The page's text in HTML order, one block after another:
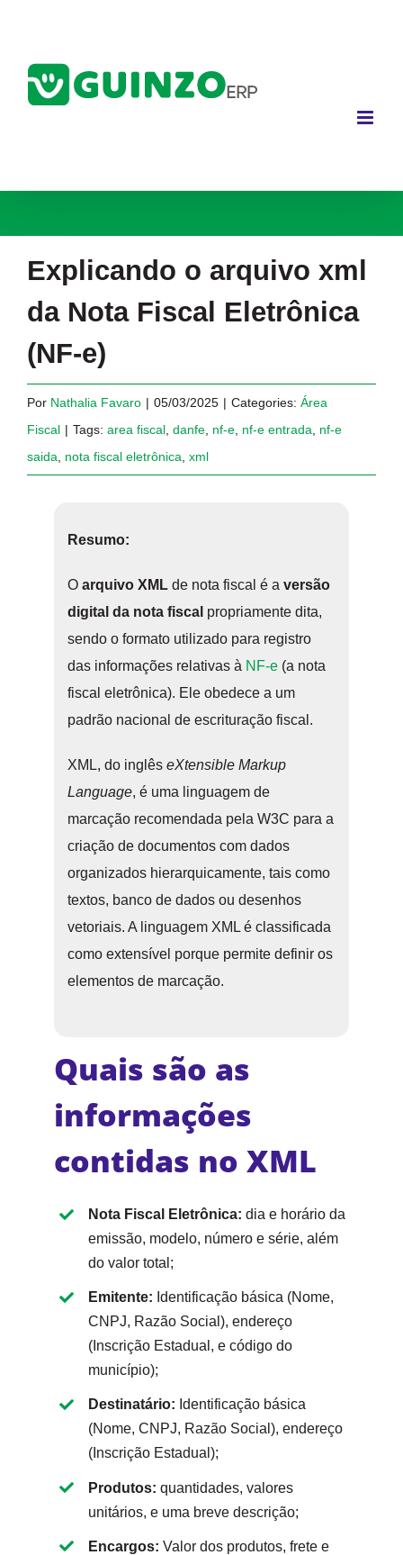
conteúdo
Explicando o arquivo xml
da Nota Fiscal Eletrônica
(NF-e)
Por Nathalia Favaro | 05/03/2025 | Categories: Área
Fiscal | Tags: area fiscal danfe nf-e nf-e entrada
nf-e
saida
nota fiscal eletrônica xml
Resumo:
O arquivo XML de nota fiscal é a versão
digital da nota fiscal propriamente dita,
sendo o formato utilizado para registro
das informações relativas à NF-e (a nota
fiscal eletrônica). Ele obedece a um
padrão nacional de escrituração fiscal.
XML, do inglês eXtensible Markup
Language, é uma linguagem de
marcação recomendada pela W3C para a
criação de documentos com dados
organizados hierarquicamente, tais como
textos, banco de dados ou desenhos
vetoriais. A linguagem XML é classificada
como extensível porque permite definir os
elementos de marcação.
Quais são as
informações
contidas no XML
Nota Fiscal Eletrônica: dia e horário da
emissão, modelo, número e série, além
do valor total;
Emitente: Identificação básica (Nome,
CNPJ, Razão Social), endereço
(Inscrição Estadual, e código do
município);
Destinatário: Identificação básica
(Nome, CNPJ, Razão Social), endereço
(Inscrição Estadual);
Produtos: quantidades, valores
unitários, e uma breve descrição;
Encargos: Valor dos produtos, frete e